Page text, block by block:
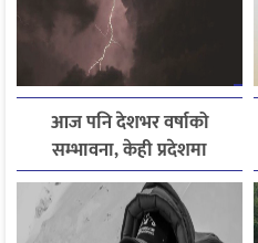
आज पनि देशभर वर्षाको
सम्भावना, केही प्रदेशमा
भारीदेखि धेरै भारी वर्षा हुने
चेतावनी